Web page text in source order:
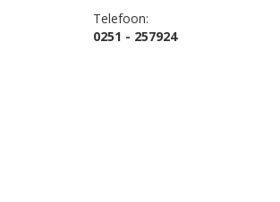
Telefoon:
0251 - 257924